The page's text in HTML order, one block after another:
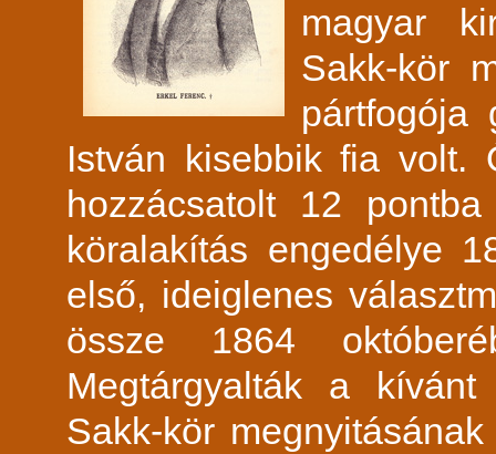
magyar
Sakk-kör
pártfogója
István kisebbik fia volt.
hozzácsatolt 12
köralakítás engedélye
első, ideiglenes
össze 1864
Megtárgyalták a kívánt
Sakk-kör